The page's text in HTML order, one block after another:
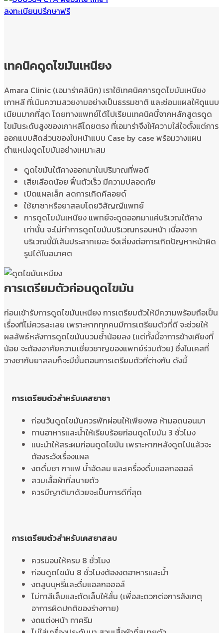
ลงทะเบียนปรึกษาฟรี
เทคนิคดูดไขมันเหนียง
Amara Clinic (เอมาร่าคลินิก) เราใช้เทคนิคการดูดไขมันเหนียง
เกาหลี ที่เน้นความสวยงามอย่างเป็นธรรมชาติ และซ่อนแผลให้ดูแนบ
เนียนมากที่สุด โดยทางแพทย์ได้ไปเรียนเทคนิคนี้จากหลักสูตรดูด
ไขมันระดับสูงของเกาหลีโดยตรง ที่เอมาร่าจึงให้ความใส่ใจตั้งแต่การ
ออกแบบสัดส่วนของใบหน้าแบบ Case by case พร้อมวางแผน
ตำแหน่งดูดไขมันอย่างเหมาะสม
ดูดไขมันใต้คางออกมาในปริมาณที่พอดี
เสียเลือดน้อย ฟื้นตัวเร็ว มีความปลอดภัย
เปิดแผลเล็ก ลดการเกิดคีลอยด์
ใช้ยาชาหรือยาสลบโดยวิสัญญีแพทย์
การดูดไขมันเหนียง แพทย์จะดูดออกมาแค่บริเวณใต้คาง
เท่านั้น จะไม่ทำการดูดไขมันบริเวณกรอบหน้า เนื่องจาก
บริเวณนี้มีเส้นประสาทเยอะ จึงเสี่ยงต่อการเกิดปัญหาหน้าผิด
รูปได้ในอนาคต
การเตรียมตัวก่อนดูดไขมัน
ก่อนเข้ารับการดูดไขมันเหนียง การเตรียมตัวให้มีความพร้อมถือเป็น
เรื่องที่ไม่ควรละเลย เพราะหากทุกคนมีการเตรียมตัวที่ดี จะช่วยให้
ผลลัพธ์หลังการดูดไขมันบวมช้ำน้อยลง (แต่ทั้งนี้อาการข้างเคียงที่
น้อย จะต้องอาศัยความเชี่ยวชาญของแพทย์ร่วมด้วย) ซึ่งในเคสที่
วางชากับยาสลบก็จะมีขั้นตอนการเตรียมตัวที่ต่างกัน ดังนี้
การเตรียมตัวสำหรับเคสยาชา
ก่อนวันดูดไขมันควรพักผ่อนให้เพียงพอ ห้ามอดนอนมา
ทานอาหารและน้ำให้เรียบร้อยก่อนดูดไขมัน 3 ชั่วโมง
แนะนำให้สระผมก่อนดูดไขมัน เพราะหากหลังดูดไปแล้วจะ
ต้องระวังเรื่องแผล
งดดื่มชา กาแฟ น้ำอัดลม และเครื่องดื่มแอลกอฮอล์
สวมเสื้อผ้าที่สบายตัว
ควรมีญาติมาด้วยจะเป็นการดีที่สุด
การเตรียมตัวสำหรับเคสยาสลบ
ควรนอนให้ครบ 8 ชั่วโมง
ก่อนดูดไขมัน 8 ชั่วโมงต้องงดอาหารและน้ำ
งดสูบบุหรี่และดื่มแอลกอฮอล์
ไม่ทาสีเล็บและตัดเล็บให้สั้น (เพื่อสะดวกต่อการสังเกตุ
อาการผิดปกติของร่างกาย)
งดแต่งหน้า ทาครีม